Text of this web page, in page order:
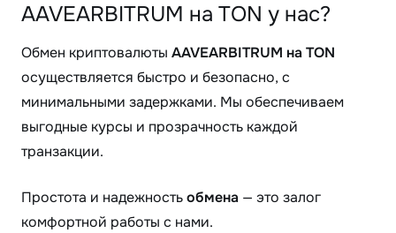
AAVEARBITRUM на TON у нас?
Обмен криптовалюты AAVEARBITRUM на TON
осуществляется быстро и безопасно, с
минимальными задержками. Мы обеспечиваем
выгодные курсы и прозрачность каждой
транзакции.
Простота и надежностьобмена — это залог
комфортной работы с нами.